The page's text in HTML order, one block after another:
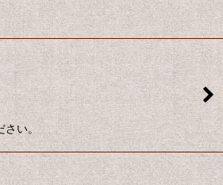
さい。